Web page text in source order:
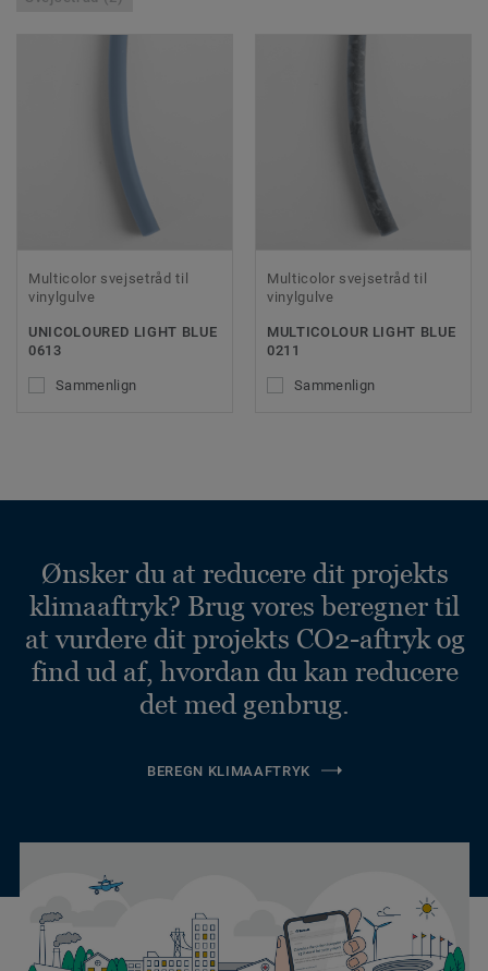
Multicolor svejsetråd til
vinylgulve
UNICOLOURED LIGHT BLUE
0613
Sammenlign
Multicolor svejsetråd til
vinylgulve
MULTICOLOUR LIGHT BLUE
0211
Sammenlign
Ønsker du at reducere dit projekts
klimaaftryk? Brug vores beregner til
at vurdere dit projekts CO2-aftryk og
find ud af, hvordan du kan reducere
det med genbrug.
BEREGN KLIMAAFTRYK